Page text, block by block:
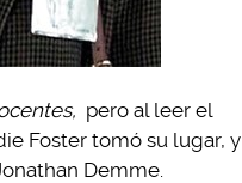
pero al leer el
Foster tomó su lugar, y
Demme.